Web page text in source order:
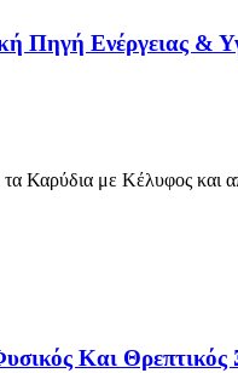
Πηγή Ενέργειας &
Καρύδια με Κέλυφος και
Και Θρεπτικός